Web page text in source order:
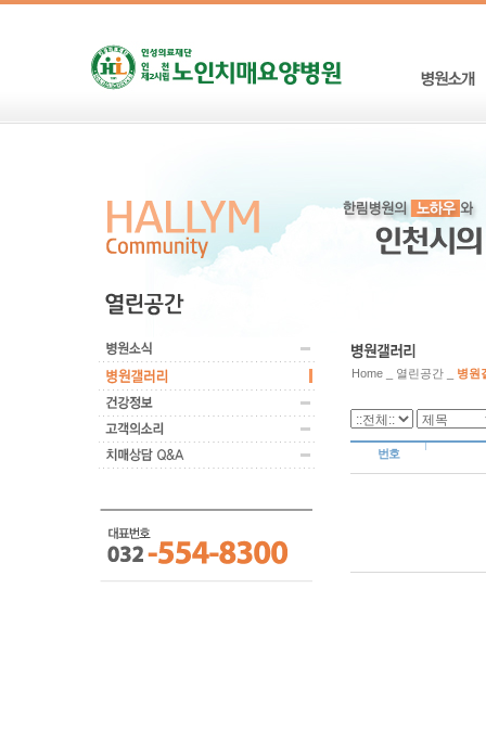
Home _ 열린공간 _ 병원
번호